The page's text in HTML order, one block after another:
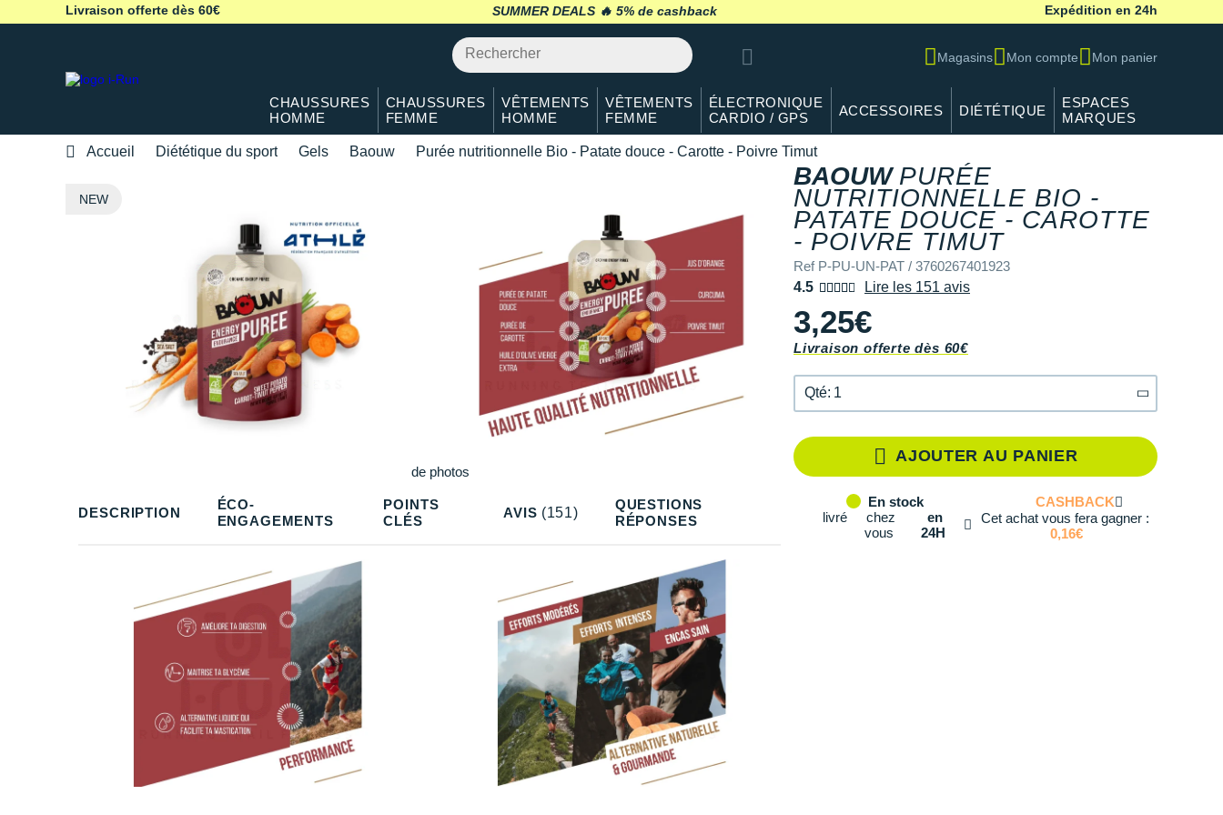
Livraison offerte dès 60€ SUMMER DEALS 🔥 retour 30 jours* Expédition en 24h
Magasins Mon compte Mon panier
CHAUSSURES
HOMME
CHAUSSURES
FEMME
VÊTEMENTS
HOMME
VÊTEMENTS
FEMME
ÉLECTRONIQUE
CARDIO / GPS
ACCESSOIRES DIÉTÉTIQUE
ESPACES
MARQUES
Accueil Diététique du sport Gels Baouw Purée nutritionnelle Bio - Patate douce - Carotte - Poivre Timut
BAOUW PURÉE
NUTRITIONNELLE BIO -
PATATE DOUCE - CAROTTE
- POIVRE TIMUT
Ref P-PU-UN-PAT / 3760267401923
4.5
Lire les 151 avis
3,25€
Livraison offerte dès 60€
Qté: 1
AJOUTER AU PANIER
En stock
livré
chez
vous
en
24H
CASHBACK
Cet achat vous fera gagner :
0,16€
NEW
Plus
de photos
DESCRIPTION
ÉCO-
ENGAGEMENTS
POINTS
CLÉS
AVIS (151)
QUESTIONS
RÉPONSES
Qté: 2
Qté: 8
Qté: 9
Qté: 10